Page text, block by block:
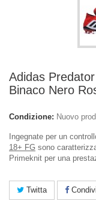
Adidas
Binaco Nero
Condizione: Nuovo
Ingegnate per un
18+ FG sono
Primeknit per una
Twitta